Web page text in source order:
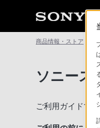
商品情報・ストア
ソニース
ご利用ガイドで